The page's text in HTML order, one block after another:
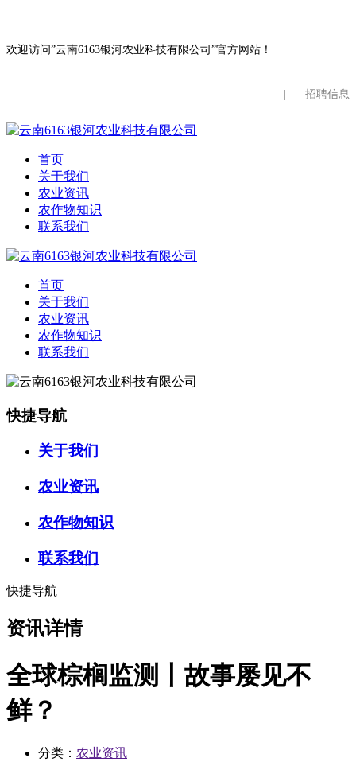
欢迎访问”云南6163银河农业科技有限公司”官方网站！
招聘信息
首页
关于我们
农业资讯
农作物知识
联系我们
首页
关于我们
农业资讯
农作物知识
联系我们
快捷导航
关于我们
农业资讯
农作物知识
联系我们
快捷导航
资讯详情
全球棕榈监测丨故事屡见不
鲜？
分类： 农业资讯